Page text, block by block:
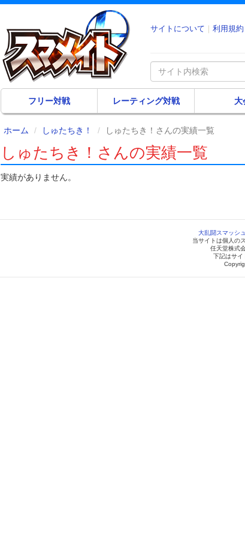
サイトについて 利用規約
フリー対戦 レーティング対戦 大
ホーム しゅたちき！ しゅたちき！さんの実績一覧
しゅたちき！さんの実績一覧
実績がありません。
大乱闘スマッシ
当サイトは個人の
任天堂株式
下記はサイ